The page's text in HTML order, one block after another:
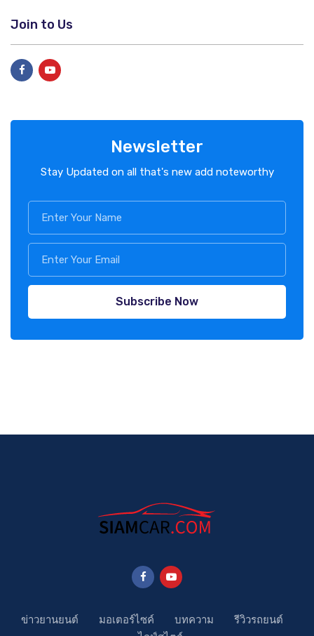
Join to Us
Newsletter
Stay Updated on all that's new add noteworthy
Subscribe Now
ข่าวยานยนต์ มอเตอร์ไซค์ บทความ
รีวิวรถยนต์